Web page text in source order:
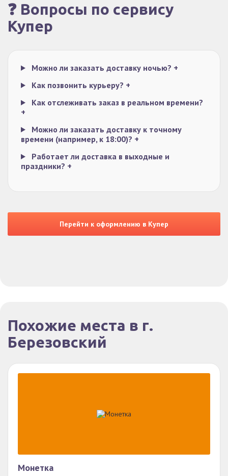
❓ Вопросы по сервису
Купер
Можно ли заказать доставку ночью? +
Как позвонить курьеру? +
Как отслеживать заказ в реальном времени?
+
Можно ли заказать доставку к точному
времени (например, к 18:00)? +
Работает ли доставка в выходные и
праздники? +
Перейти к оформлению в Купер
Похожие места в г.
Березовский
Монетка